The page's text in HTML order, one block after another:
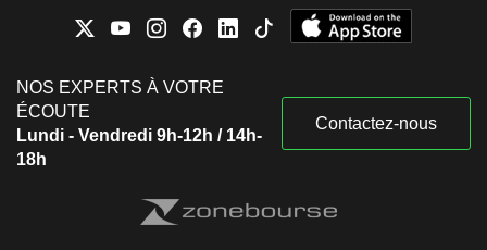
NOS EXPERTS À VOTRE
ÉCOUTE
Lundi - Vendredi 9h-12h / 14h-
18h
Contactez-nous